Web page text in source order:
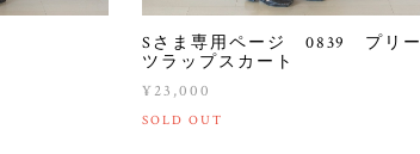
Sさま専用ページ 0839 プリー
ツラップスカート
¥23,000
SOLD OUT